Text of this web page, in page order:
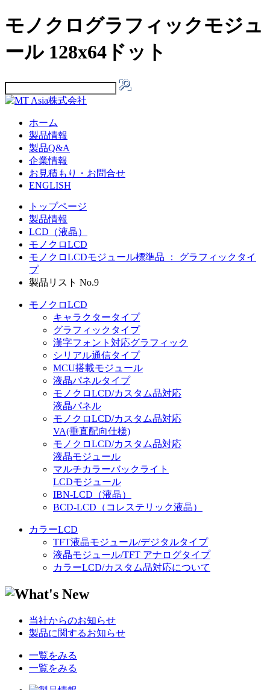
モノクログラフィックモジュ
ール 128x64ドット
ホーム
製品情報
製品Q&A
企業情報
お見積もり・お問合せ
ENGLISH
トップページ
製品情報
LCD（液晶）
モノクロLCD
モノクロLCDモジュール標準品 ： グラフィックタイ
プ
製品リスト No.9
モノクロLCD
キャラクタータイプ
グラフィックタイプ
漢字フォント対応グラフィック
シリアル通信タイプ
MCU搭載モジュール
液晶パネルタイプ
モノクロLCD/カスタム品対応
液晶パネル
モノクロLCD/カスタム品対応
VA(垂直配向仕様)
モノクロLCD/カスタム品対応
液晶モジュール
マルチカラーバックライト
LCDモジュール
IBN-LCD（液晶）
BCD-LCD（コレステリック液晶）
カラーLCD
TFT液晶モジュール/デジタルタイプ
液晶モジュール/TFT アナログタイプ
カラーLCD/カスタム品対応について
当社からのお知らせ
製品に関するお知らせ
一覧をみる
一覧をみる